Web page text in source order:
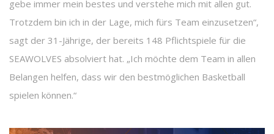
gebe immer mein bestes und verstehe mich mit allen gut.
Trotzdem bin ich in der Lage, mich fürs Team einzusetzen“,
sagt der 31-Jährige, der bereits 148 Pflichtspiele für die
SEAWOLVES absolviert hat. „Ich möchte dem Team in allen
Belangen helfen, dass wir den bestmöglichen Basketball
spielen können.“